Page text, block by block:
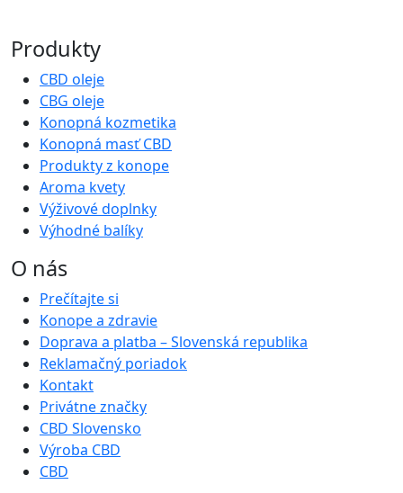
Produkty
CBD oleje
CBG oleje
Konopná kozmetika
Konopná masť CBD
Produkty z konope
Aroma kvety
Výživové doplnky
Výhodné balíky
O nás
Prečítajte si
Konope a zdravie
Doprava a platba – Slovenská republika
Reklamačný poriadok
Kontakt
Privátne značky
CBD Slovensko
Výroba CBD
CBD